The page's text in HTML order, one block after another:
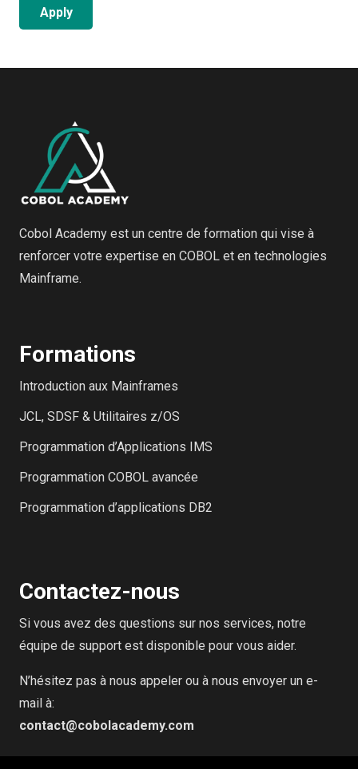
Cobol Academy est un centre de formation qui vise à
renforcer votre expertise en COBOL et en technologies
Mainframe.
Formations
Introduction aux Mainframes
JCL, SDSF & Utilitaires z/OS
Programmation d’Applications IMS
Programmation COBOL avancée
Programmation d’applications DB2
Contactez-nous
Si vous avez des questions sur nos services, notre
équipe de support est disponible pour vous aider.
N’hésitez pas à nous appeler ou à nous envoyer un e-
mail à:
contact@cobolacademy.com